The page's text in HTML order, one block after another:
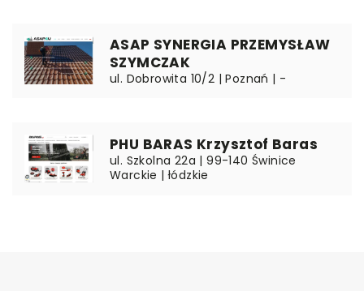
ASAP SYNERGIA PRZEMYSŁAW
SZYMCZAK
ul. Dobrowita 10/2 | Poznań | -
PHU BARAS Krzysztof Baras
ul. Szkolna 22a | 99-140 Świnice
Warckie | łódzkie